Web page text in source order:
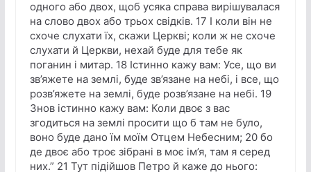
одного або двох, щоб усяка справа вирішувалася
на слово двох або трьох свідків. 17 І коли він не
схоче слухати їх, скажи Церкві; коли ж не схоче
слухати й Церкви, нехай буде для тебе як
поганин і митар. 18 Істинно кажу вам: Усе, що ви
зв’яжете на землі, буде зв’язане на небі, і все, що
розв’яжете на землі, буде розв’язане на небі. 19
Знов істинно кажу вам: Коли двоє з вас
згодиться на землі просити що б там не було,
воно буде дано їм моїм Отцем Небесним; 20 бо
де двоє або троє зібрані в моє ім’я, там я серед
них.” 21 Тут підійшов Петро й каже до нього: